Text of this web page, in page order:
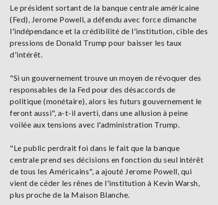
Le président sortant de la banque centrale américaine
(Fed), Jerome Powell, a défendu avec force dimanche
l'indépendance et la crédibilité de l'institution, cible des
pressions de Donald Trump pour baisser les taux
d'intérêt.
"Si un gouvernement trouve un moyen de révoquer des
responsables de la Fed pour des désaccords de
politique (monétaire), alors les futurs gouvernement le
feront aussi", a-t-il averti, dans une allusion à peine
voilée aux tensions avec l'administration Trump.
"Le public perdrait foi dans le fait que la banque
centrale prend ses décisions en fonction du seul intérêt
de tous les Américains", a ajouté Jerome Powell, qui
vient de céder les rênes de l'institution à Kevin Warsh,
plus proche de la Maison Blanche.